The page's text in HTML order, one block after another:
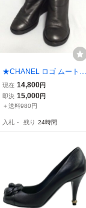
★CHANEL ロゴ ムートン
レザー ウェッジソール ブ
ーティ 黒 ボア ショート
ブーツ シャネル★
現在 14,800円
即決 15,000円
＋送料980円
入札 - 残り 24時間